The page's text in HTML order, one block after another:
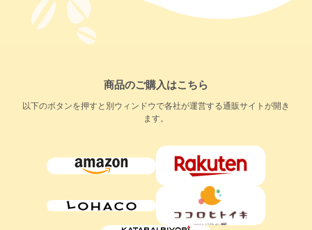
商品のご購入はこちら
以下のボタンを押すと別ウィンドウで各社が運営する通販サイトが開き
ます。